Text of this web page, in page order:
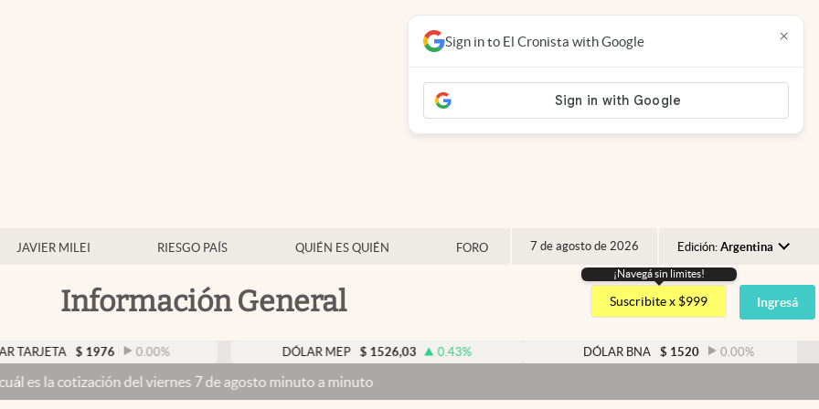
JAVIER MILEI RIESGO PAÍS QUIÉN ES QUIÉN FORO 7 de agosto de 2026 Edición: Argentina
Argentina
España
USA
Información General
¡Navegá sin limites!
Suscribite x $999 Ingresá
$ 1976 0.00% DÓLAR MEP $ 1526,03 0.43% DÓLAR BNA $ 1520 0.00%
del viernes 7 de agosto minuto a minuto
Sign in to El Cronista with Google ×